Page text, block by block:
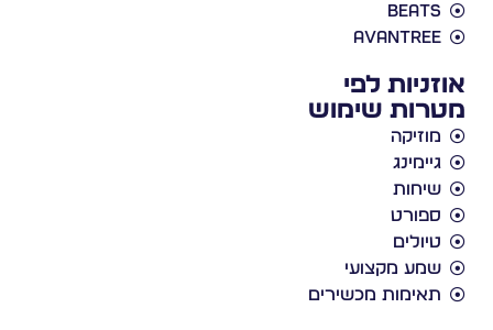
Beats
Avantree
אוזניות לפי
מטרות שימוש
מוזיקה
גיימינג
שיחות
ספורט
טיולים
שמע מקצועי
תאימות מכשירים